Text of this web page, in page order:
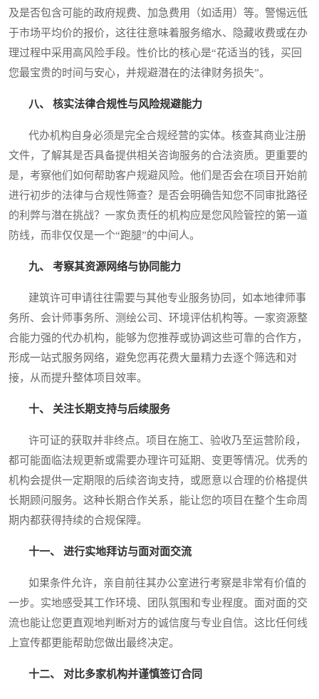
及是否包含可能的政府规费、加急费用（如适用）等。警惕远低
于市场平均价的报价，这往往意味着服务缩水、隐藏收费或在办
理过程中采用高风险手段。性价比的核心是“花适当的钱，买回
您最宝贵的时间与安心，并规避潜在的法律财务损失”。
八、 核实法律合规性与风险规避能力
代办机构自身必须是完全合规经营的实体。核查其商业注册
文件，了解其是否具备提供相关咨询服务的合法资质。更重要的
是，考察他们如何帮助客户规避风险。他们是否会在项目开始前
进行初步的法律与合规性筛查？是否会明确告知您不同审批路径
的利弊与潜在挑战？一家负责任的机构应是您风险管控的第一道
防线，而非仅仅是一个“跑腿”的中间人。
九、 考察其资源网络与协同能力
建筑许可申请往往需要与其他专业服务协同，如本地律师事
务所、会计师事务所、测绘公司、环境评估机构等。一家资源整
合能力强的代办机构，能够为您推荐或协调这些可靠的合作方，
形成一站式服务网络，避免您再花费大量精力去逐个筛选和对
接，从而提升整体项目效率。
十、 关注长期支持与后续服务
许可证的获取并非终点。项目在施工、验收乃至运营阶段，
都可能面临法规更新或需要办理许可延期、变更等情况。优秀的
机构会提供一定期限的后续咨询支持，或愿意以合理的价格提供
长期顾问服务。这种长期合作关系，能让您的项目在整个生命周
期内都获得持续的合规保障。
十一、 进行实地拜访与面对面交流
如果条件允许，亲自前往其办公室进行考察是非常有价值的
一步。实地感受其工作环境、团队氛围和专业程度。面对面的交
流也能让您更直观地判断对方的诚信度与专业自信。这比任何线
上宣传都更能帮助您做出最终决定。
十二、 对比多家机构并谨慎签订合同